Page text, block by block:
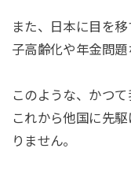
また、日本に目を
子高齢化や年金問題
このような、かつ
これから他国に先
りません。